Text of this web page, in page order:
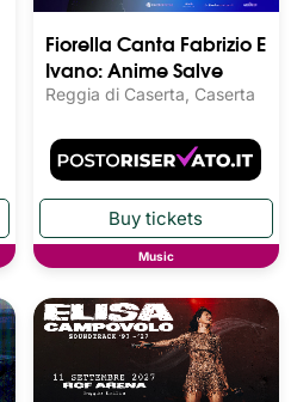
Fiorella Canta Fabrizio E
Ivano: Anime Salve
Reggia di Caserta, Caserta
Music